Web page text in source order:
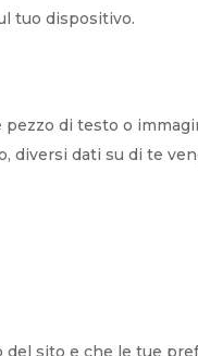
tuo dispositivo.
di testo o
diversi dati su di te
sito e che le tue